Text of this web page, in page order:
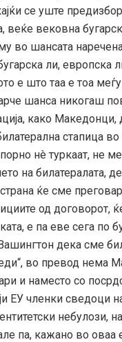
се уште
веќе вековна
во шансата
ли, европска
е што таа е тоа
шанса никогаш
како Македонци,
стапица
нè туркаат, не
на билатералата,
ќе сме
од договорот,
е па еве сега по
дека сме
во превод нема
и наместо со
ЕУ членки сведоци
небулози,
па, кажано во оваа